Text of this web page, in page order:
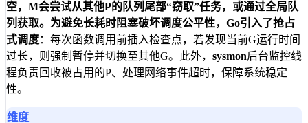
空，M会尝试从其他P的队列尾部“窃取”任务，或通过全局队
列获取。为避免长耗时阻塞破坏调度公平性，Go引入了抢占
式调度：每次函数调用前插入检查点，若发现当前G运行时间
过长，则强制暂停并切换至其他G。此外， sysmon后台监控线
程负责回收被占用的P、处理网络事件超时，保障系统稳定
性。
维度